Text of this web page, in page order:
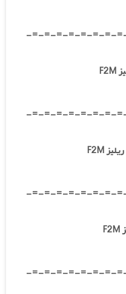
-=-=-=-=-=-=-=-
-=-=-=-=-=-=-=-
-=-=-=-=-=-=-=-
-=-=-=-=-=-=-=-